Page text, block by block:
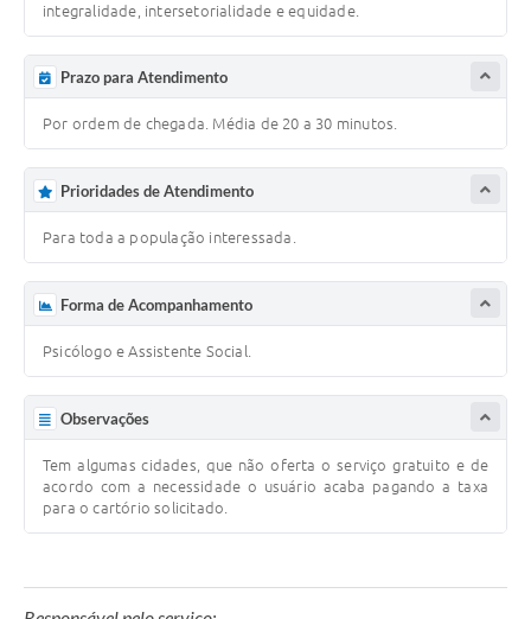
integralidade, intersetorialidade e equidade.
Prazo para Atendimento
Por ordem de chegada. Média de 20 a 30 minutos.
Prioridades de Atendimento
Para toda a população interessada.
Forma de Acompanhamento
Psicólogo e Assistente Social.
Observações
Tem algumas cidades, que não oferta o serviço gratuito e de
acordo com a necessidade o usuário acaba pagando a taxa
para o cartório solicitado.